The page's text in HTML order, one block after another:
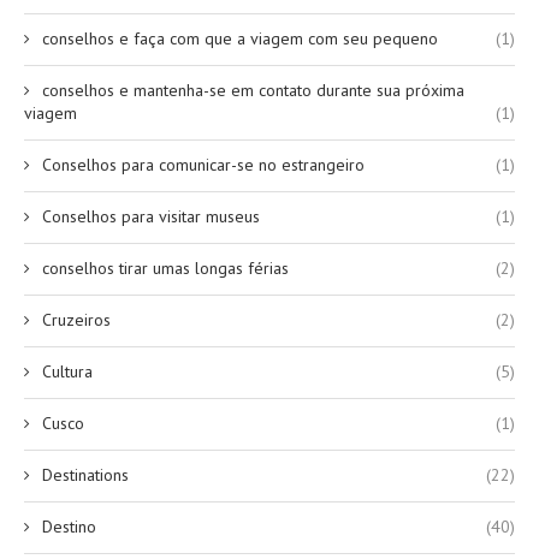
conselhos e faça com que a viagem com seu pequeno (1)
conselhos e mantenha-se em contato durante sua próxima
viagem
(1)
Conselhos para comunicar-se no estrangeiro (1)
Conselhos para visitar museus (1)
conselhos tirar umas longas férias (2)
Cruzeiros (2)
Cultura (5)
Cusco (1)
Destinations (22)
Destino (40)